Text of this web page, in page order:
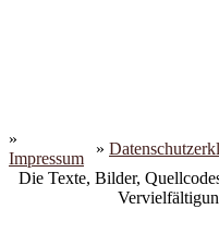
»
Impressum
Die Texte, Bilder,